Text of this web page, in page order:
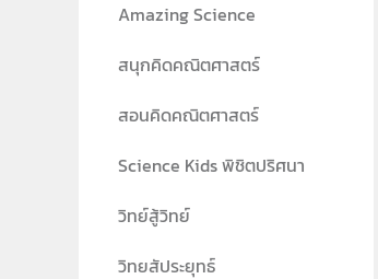
Amazing Science
สนุกคิดคณิตศาสตร์
สอนคิดคณิตศาสตร์
Science Kids พิชิตปริศนา
วิทย์สู้วิทย์
วิทยสัประยุทธ์